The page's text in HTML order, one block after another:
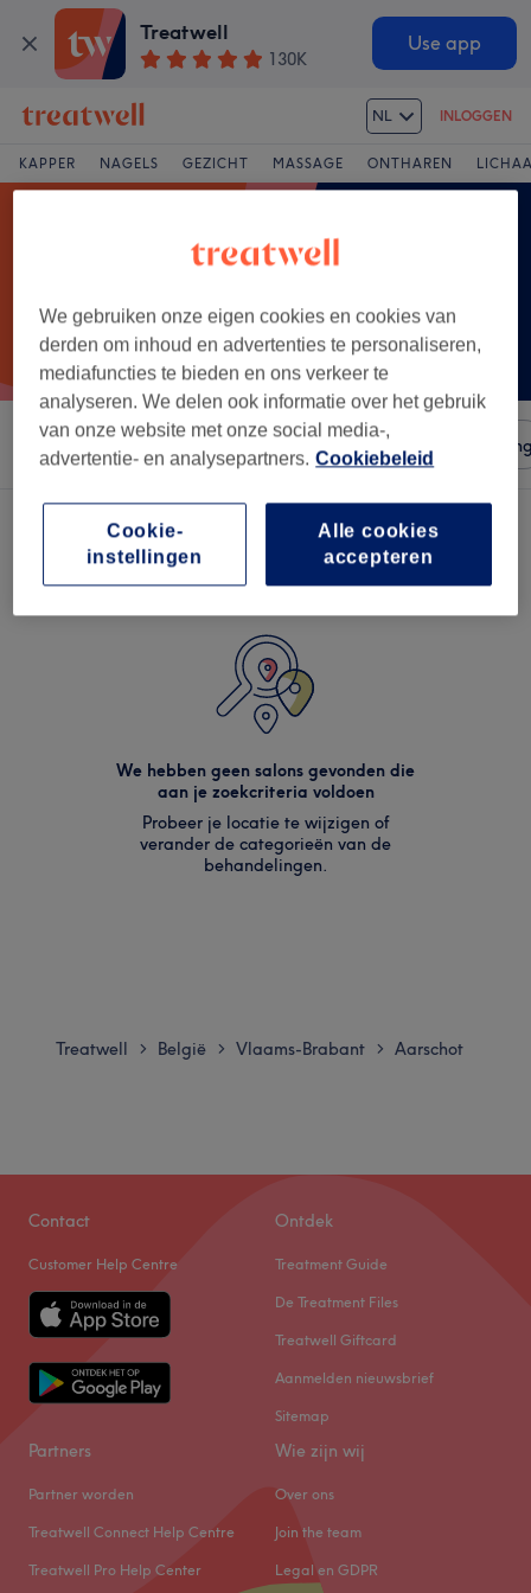
Treatwell
130K
Use app
NL INLOGGEN
KAPPER NAGELS GEZICHT MASSAGE ONTHAREN
Sorteer op Salons Expresaanbiedingen
We hebben geen salons gevonden die
aan je zoekcriteria voldoen
Probeer je locatie te wijzigen of
verander de categorieën van de
behandelingen.
Treatwell > België > Vlaams-Brabant > Aarschot
Contact
Customer Help Centre
Ontdek
Treatment Guide
De Treatment Files
Treatwell Giftcard
Aanmelden nieuwsbrief
Sitemap
Partners
Partner worden
Treatwell Connect Help Centre
Treatwell Pro Help Center
Wie zijn wij
Over ons
Join the team
Legal en GDPR
We gebruiken onze eigen cookies en cookies van
derden om inhoud en advertenties te personaliseren,
mediafuncties te bieden en ons verkeer te
analyseren. We delen ook informatie over het gebruik
van onze website met onze social media-,
advertentie- en analysepartners. Cookiebeleid
Alle cookies
accepteren
Cookie-
instellingen